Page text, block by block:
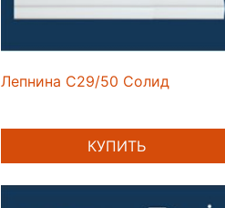
Лепнина C29/50 Солид
КУПИТЬ